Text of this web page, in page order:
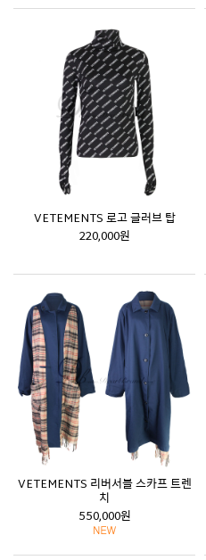
VETEMENTS 로고 글러브 탑
220,000원
VETEMENTS 리버서블 스카프 트렌
치
550,000원